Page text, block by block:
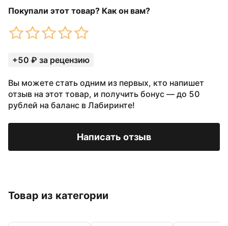
Покупали этот товар? Как он вам?
+50 ₽ за рецензию
Вы можете стать одним из первых, кто напишет
отзыв на этот товар, и получить бонус — до 50
рублей на баланс в Лабиринте!
Написать отзыв
Товар из категории